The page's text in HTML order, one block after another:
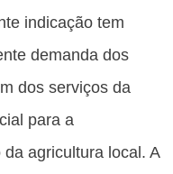
indicação tem
demanda dos
dos serviços da
para a
agricultura local. A